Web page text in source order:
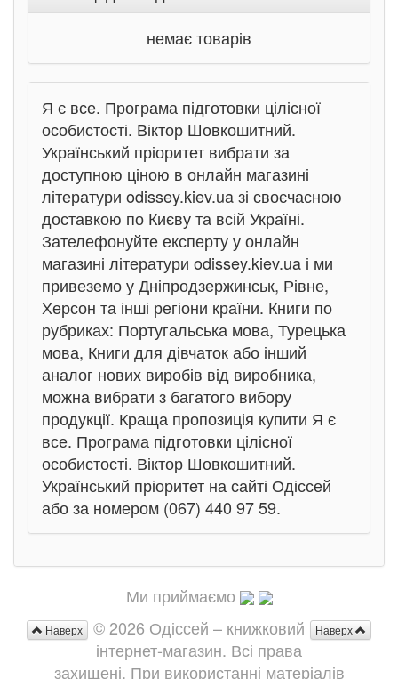
немає товарів
Я є все. Програма підготовки цілісної
особистості. Віктор Шовкошитний.
Український пріоритет вибрати за
доступною ціною в онлайн магазині
літератури odissey.kiev.ua зі своєчасною
доставкою по Києву та всій Україні.
Зателефонуйте експерту у онлайн
магазині літератури odissey.kiev.ua і ми
привеземо у Дніпродзержинськ, Рівне,
Херсон та інші регіони країни. Книги по
рубриках: Португальська мова, Турецька
мова, Книги для дівчаток або інший
аналог нових виробів від виробника,
можна вибрати з багатого вибору
продукції. Краща пропозиція купити Я є
все. Програма підготовки цілісної
особистості. Віктор Шовкошитний.
Український пріоритет на сайті Одіссей
або за номером (067) 440 97 59.
Ми приймаємо
Наверх
Наверх
© 2026 Одіссей – книжковий
інтернет-магазин. Всі права
захищені. При використанні матеріалів